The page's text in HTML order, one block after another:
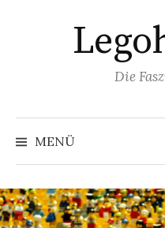
Die
MENÜ